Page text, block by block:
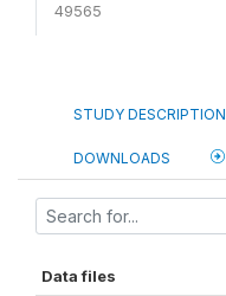
49565
STUDY DESCRIPTION
DOWNLOADS
Data files